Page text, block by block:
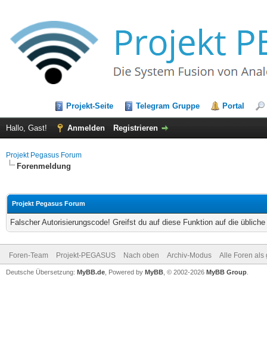
Projekt-Seite Telegram Gruppe Portal
Hallo, Gast! Anmelden Registrieren
Projekt Pegasus Forum
Forenmeldung
Projekt Pegasus Forum
Falscher Autorisierungscode! Greifst du auf diese Funktion auf die
Foren-Team Projekt-PEGASUS Nach oben Archiv-Modus Alle Foren als
Deutsche Übersetzung: MyBB.de , Powered by MyBB , © 2002-2026 MyBB Group